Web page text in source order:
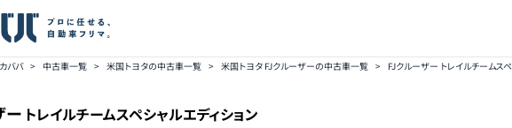
ババ > 中古車一覧 > 米国トヨタの中古車一覧 > 米国トヨタ FJクルーザーの中古車一覧 > FJクルーザー トレイルチームス
ー トレイルチームスペシャルエディション